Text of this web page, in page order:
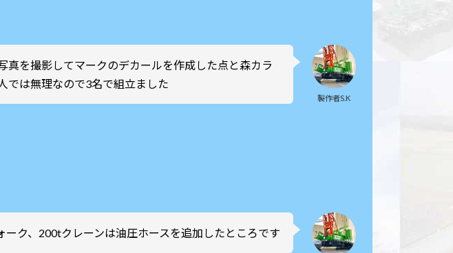
製作者S.K
を撮影してマークのデカールを作成した点と森カラ
では無理なので3名で組立ました
ク、200tクレーンは油圧ホースを追加したところです